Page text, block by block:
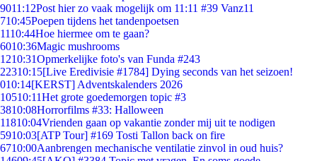
9011:12Post hier zo vaak mogelijk om 11:11 #39 Vanz11
710:45Poepen tijdens het tandenpoetsen
1110:44Hoe hiermee om te gaan?
6010:36Magic mushrooms
1210:31Opmerkelijke foto's van Funda #243
22310:15[Live Eredivisie #1784] Dying seconds van het seizoen!
010:14[KERST] Adventskalenders 2026
10510:11Het grote goedemorgen topic #3
3810:08Horrorfilms #33: Halloween
11810:04Vrienden gaan op vakantie zonder mij uit te nodigen
5910:03[ATP Tour] #169 Tosti Tallon back on fire
6710:00Aanbrengen mechanische ventilatie zinvol in oud huis?